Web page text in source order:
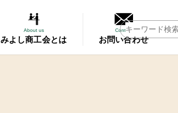
About us
みよし商工会とは
Contact
お問い合わせ